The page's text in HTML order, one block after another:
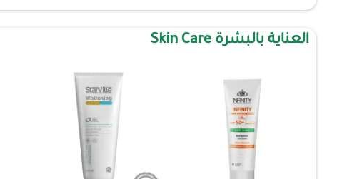
العناية بالبشرة Skin Care